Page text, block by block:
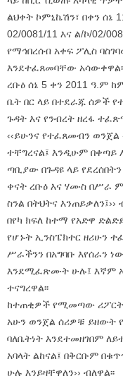
ልህቀት ኮምኒኬሽን፣ በቀን ሰኔ
02/0081/11 እና ል/ኮ/02/
የማኅበረሰብ አቀፍ ፖሊስ
እንደተፈጸመባቸው
ረቡዕ ሰኔ 5 ቀን 2011 ዓ.ም
ቤት በር ላይ በተደራጁ ሰዎች
ጉዳት እና የንብረት ዘረፋ
‹‹ይሁንና የተፈጸመብን
ተቸግረናል፤ እንዲሁም በቀጣይ
ጣቢያው በጉዳዩ ላይ
ቀናት ረቡዕ እና ሃሙስ በሥራ
ስንል በትህትና እንጠይቃለን፤››
በየካ ክፍለ ከተማ የአድዋ
የሆኑት ኢንስፔክተር ዘሪሁን
ሥራችንን በአግባቡ እየሰራን
እንደሚፈጽሙት ሁሉ፤ እኛም
ተናግረዋል፡፡
ከተጠቂዎች የሚመጣው ሪፖርት
አሁን ወንጀል ሰሪዎቹ ይዘውት
ባለቤትነት እንደተመዘገበም
አባላት ልከናል፤ በቅርቡም
ሁሉ እንይዛቸዋለን›› ብለዋል፡፡